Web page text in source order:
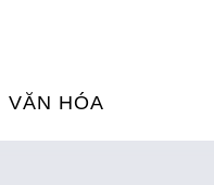
VĂN HÓA